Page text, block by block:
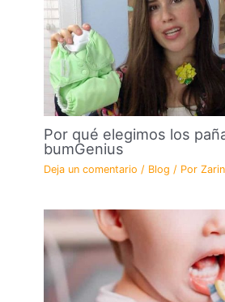
Por qué elegimos los
bumGenius
Deja un comentario / Blog / Por